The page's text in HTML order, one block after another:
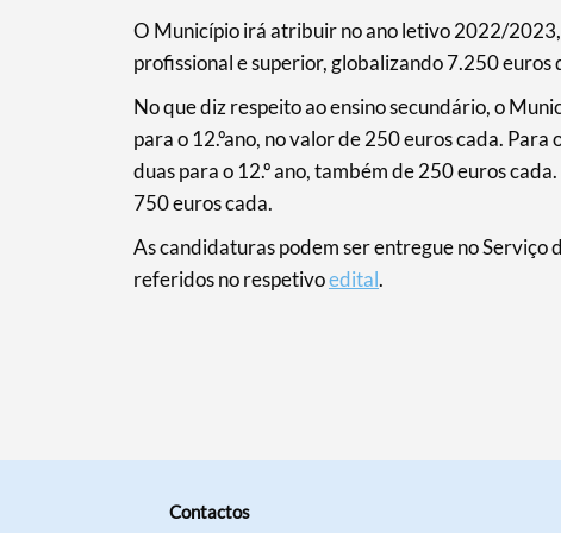
Filtros
O Município irá atribuir no ano letivo 2022/
profissional e superior, globalizando 7.250 euros
No que diz respeito ao ensino secundário, o
para o 12.ºano, no valor de 250 euros cada. Para
duas para o 12.º ano, também de 250 euros
750 euros cada.
As candidaturas podem ser entregue no Serviço
referidos no respetivoedital.
Contactos